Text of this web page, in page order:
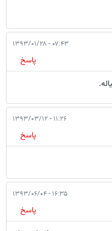
۰۷:۴۳ - ۱۳۹۳/۰۱/۲۸
پاسخ
۱۱:۲۶ - ۱۳۹۳/۰۳/۱۲
پاسخ
۱۶:۳۵ - ۱۳۹۳/۰۶/۰۴
پاسخ